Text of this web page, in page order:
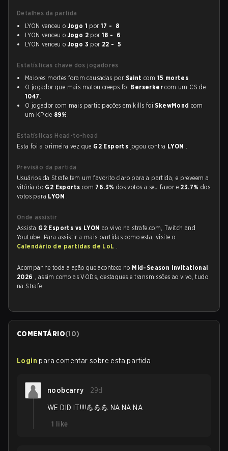
Detalhes da partida
LYON venceu o Jogo 1 por17 - 8
LYON venceu o Jogo 2 por18 - 6
LYON venceu o Jogo 3 por 22 - 5
Estatísticas chave dos jogadores
Maiores mortes foram causadas por Saint com 15 mortes.
O jogador que mais matou creeps foi Berserker com um CS de
1047 .
O jogador com mais participações em kills foiSkewMond com
um KP de 89% .
Estatísticas Head-to-head
Esta foi a primeira vez que G2 Esports jogou contra LYON .
Previsão da partida
Usuários da Strafe tem um favorito claro para a partida, e preveem a
vitória do G2 Esports com 76.3% dos votos a seu favor e 23.7% dos
votos para LYON .
Onde assistir
Assista G2 Esports vs LYON ao vivo na strafe.com, Twitch and
Youtube. Para assistir a mais partidas como esta, visite o
Calendário de partidas de LoL .
Acompanhe toda a ação que acontece no Mid-Season Invitational
2026 , assim como as VODs, destaques e transmissões ao vivo, tudo
na Strafe.
COMENTÁRIO(10)
Login para comentar sobre esta partida
noobcarry 29d
WE DID IT!!!!💪💪💪 NA NA NA
1
like